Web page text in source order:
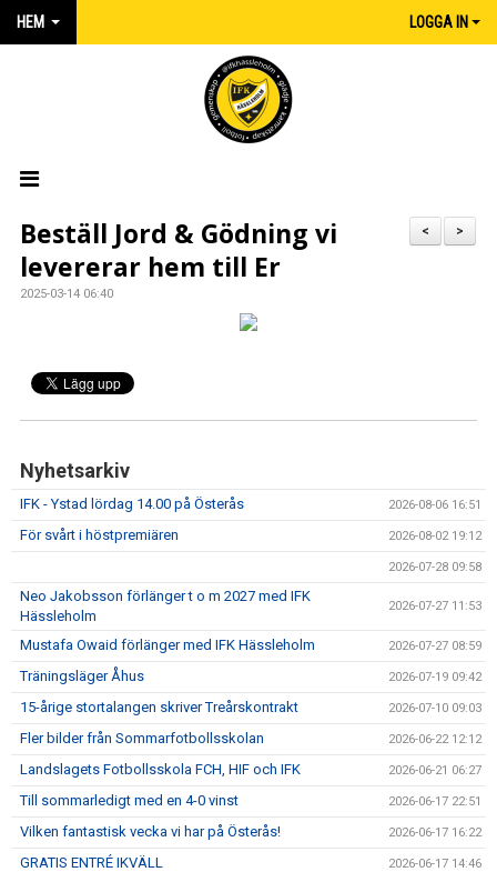
HEM LOGGA IN
HEM
NYHETER
KLUBBSHOP INTERSPORT
IFK GER TILLBAKA
IFK TIPSET 2026
VM-TIPSET 2026
>
<
Beställ Jord & Gödning vi
levererar hem till Er
2025-03-14 06:40
Nyhetsarkiv
IFK - Ystad lördag 14.00 på Österås 2026-08-06 16:51
För svårt i höstpremiären 2026-08-02 19:12
2026-07-28 09:58
Neo Jakobsson förlänger t o m 2027 med IFK
Hässleholm
2026-07-27 11:53
Mustafa Owaid förlänger med IFK Hässleholm 2026-07-27 08:59
Träningsläger Åhus 2026-07-19 09:42
15-årige stortalangen skriver Treårskontrakt 2026-07-10 09:03
Fler bilder från Sommarfotbollsskolan 2026-06-22 12:12
Landslagets Fotbollsskola FCH, HIF och IFK 2026-06-21 06:27
Till sommarledigt med en 4-0 vinst 2026-06-17 22:51
Vilken fantastisk vecka vi har på Österås! 2026-06-17 16:22
GRATIS ENTRÉ IKVÄLL 2026-06-17 14:46